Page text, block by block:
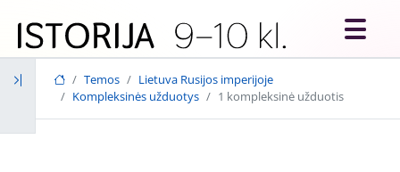
Temos
Lietuva Rusijos imperijoje
Kompleksinės užduotys
1 kompleksinė užduotis